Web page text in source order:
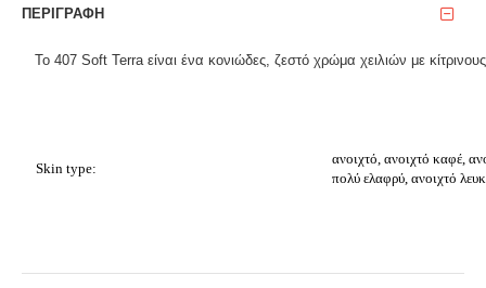
ΠΕΡΙΓΡΑΦΉ
Το 407 Soft Terra είναι ένα κονιώδες, ζεστό χρώμα χειλιών με
Skin type:
ανοιχτό, ανοιχτό καφέ,
πολύ ελαφρύ, ανοιχτό